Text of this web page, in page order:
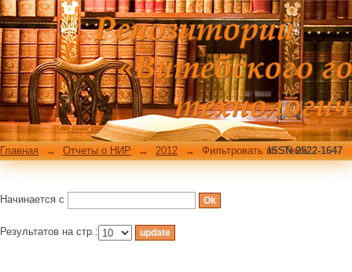
Фильтровать по: Теме
Главная → Отчеты о НИР → 2012 → Фильтровать по: Теме
ISSN 2522-1647
Начинается с
Результатов на стр.: